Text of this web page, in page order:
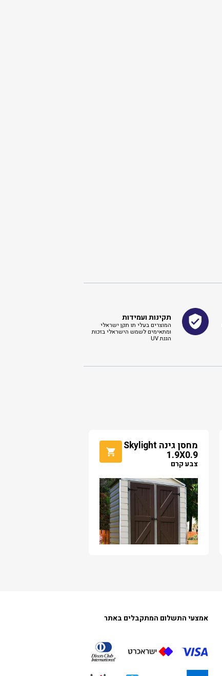
תקינות ועמידות
המוצרים בעלי תו תקן ישראלי
ומתאימים לשמש הישראלי בזכות
הגנת UV
מחסן גינה Skylight
1.9X0.9
צבע קרם
אמצעי התשלום המתקבלים באתר